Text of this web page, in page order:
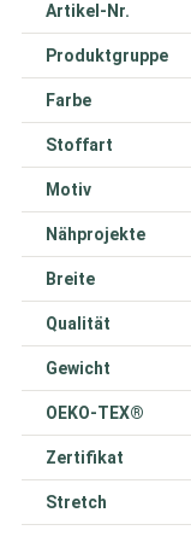
Artikel-Nr.
Produktgruppe
Farbe
Stoffart
Motiv
Nähprojekte
Breite
Qualität
Gewicht
OEKO-TEX®
Zertifikat
Stretch